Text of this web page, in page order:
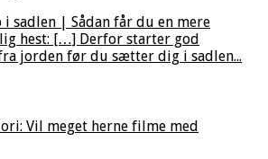
i sadlen | Sådan får du en mere
hest: […] Derfor starter god
jorden før du sætter dig i sadlen...
Vil meget herne filme med